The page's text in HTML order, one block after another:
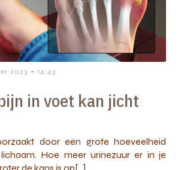
2023 - 14:43
in voet kan jicht
door een grote hoeveelheid
Hoe meer urinezuur er in je
de kans is op[…]